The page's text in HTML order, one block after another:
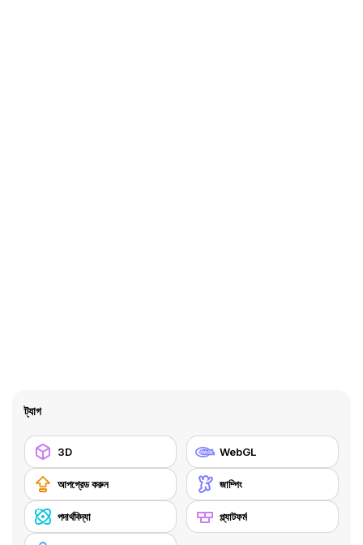
ট্যাগ
3D WebGL
আপগ্রেড করুন জাম্পিং
পদার্থবিদ্যা প্ল্যাটফর্ম